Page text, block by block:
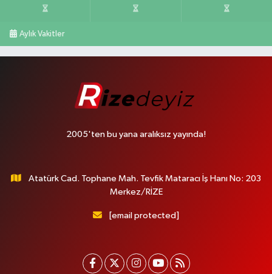
Aylık Vakitler
2005'ten bu yana aralıksız yayında!
Atatürk Cad. Tophane Mah. Tevfik Mataracı İş Hanı No: 203
Merkez/RİZE
[email protected]